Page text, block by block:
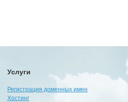
Услуги
Регистрация доменных имен
Хостинг